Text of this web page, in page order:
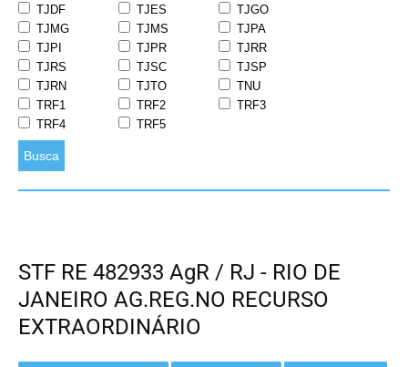
TJDF
TJES
TJGO
TJMG
TJMS
TJPA
TJPI
TJPR
TJRR
TJRS
TJSC
TJSP
TJRN
TJTO
TNU
TRF1
TRF2
TRF3
TRF4
TRF5
Busca
STF RE 482933 AgR / RJ - RIO DE
JANEIRO AG.REG.NO RECURSO
EXTRAORDINÁRIO